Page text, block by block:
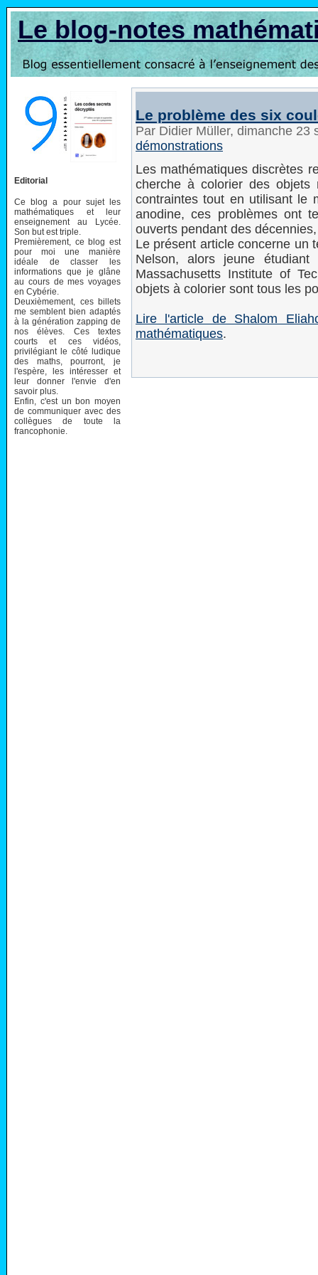
Le blog-notes
Editorial
Ce blog a pour sujet les
mathématiques et leur
enseignement au Lycée.
Son but est triple.
Premièrement, ce blog est
pour moi une manière
idéale de classer les
informations que je glâne
au cours de mes voyages
en Cybérie.
Deuxièmement, ces billets
me semblent bien adaptés
à la génération zapping de
nos élèves. Ces textes
courts et ces vidéos,
privilégiant le côté ludique
des maths, pourront, je
l'espère, les intéresser et
leur donner l'envie d'en
savoir plus.
Enfin, c'est un bon moyen
de communiquer avec des
collègues de toute la
francophonie.
Le problème des six
Par Didier Müller, dimanche
démonstrations
Les mathématiques discrètes
cherche à colorier des objets
contraintes tout en utilisant le
anodine, ces problèmes ont
ouverts pendant des
Le présent article concerne un
Nelson, alors jeune
Massachusetts Institute of
objets à colorier sont tous les
Lire l'article de Shalom
mathématiques.